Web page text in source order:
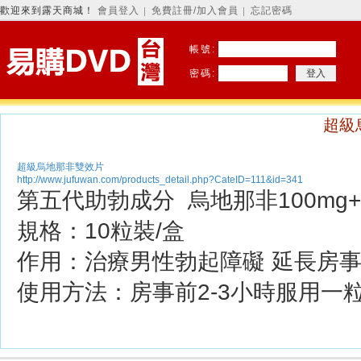
歡迎來到露天商城！ 會員登入 免費註冊/加入會員 忘記密碼
帳號:
密碼:
超級
超級烏地那非雙效片
http://www.jufuwan.com/products_detail.php?CateID=111&id=341
第五代助勃成分 烏地那非
規格：10粒裝/盒
作用：治療男性勃起障礙 延長房
使用方法：房事前2-3小時服用一